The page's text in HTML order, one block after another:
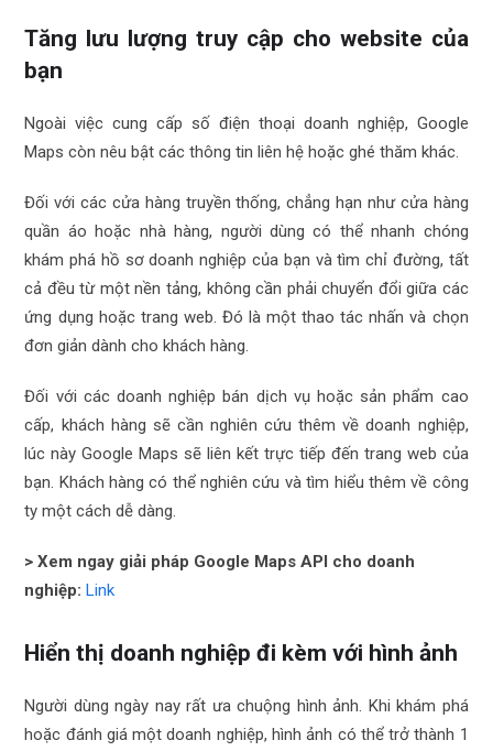
Tăng lưu lượng truy cập cho website của
bạn
Ngoài việc cung cấp số điện thoại doanh nghiệp, Google
Maps còn nêu bật các thông tin liên hệ hoặc ghé thăm khác.
Đối với các cửa hàng truyền thống, chẳng hạn như cửa hàng
quần áo hoặc nhà hàng, người dùng có thể nhanh chóng
khám phá hồ sơ doanh nghiệp của bạn và tìm chỉ đường, tất
cả đều từ một nền tảng, không cần phải chuyển đổi giữa các
ứng dụng hoặc trang web. Đó là một thao tác nhấn và chọn
đơn giản dành cho khách hàng.
Đối với các doanh nghiệp bán dịch vụ hoặc sản phẩm cao
cấp, khách hàng sẽ cần nghiên cứu thêm về doanh nghiệp,
lúc này Google Maps sẽ liên kết trực tiếp đến trang web của
bạn. Khách hàng có thể nghiên cứu và tìm hiểu thêm về công
ty một cách dễ dàng.
> Xem ngay giải pháp Google Maps API cho doanh
nghiệp: Link
Hiển thị doanh nghiệp đi kèm với hình ảnh
Người dùng ngày nay rất ưa chuộng hình ảnh. Khi khám phá
hoặc đánh giá một doanh nghiệp, hình ảnh có thể trở thành 1